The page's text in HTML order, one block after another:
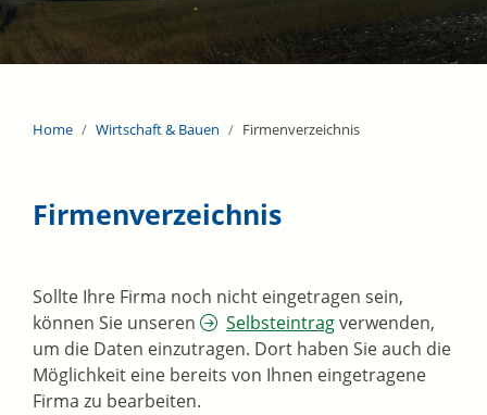
Home Wirtschaft & Bauen Firmenverzeichnis
Firmenverzeichnis
Sollte Ihre Firma noch nicht eingetragen sein,
können Sie unseren
Selbsteintragverwenden,
um die Daten einzutragen. Dort haben Sie auch die
Möglichkeit eine bereits von Ihnen eingetragene
Firma zu bearbeiten.